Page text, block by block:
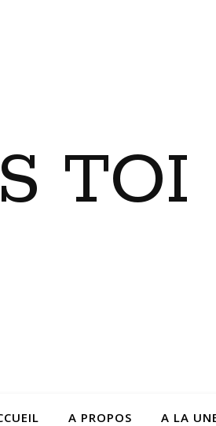
TOI
A PROPOS A LA